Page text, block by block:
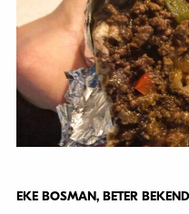
EKE BOSMAN, BETER